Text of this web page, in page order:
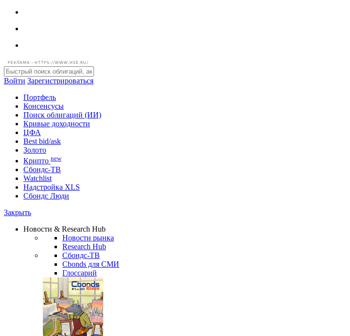
РЕКЛАМА • HTTPS://WWW.HSE.RU/
Войти Зарегистрироваться
Портфель
Консенсусы
Поиск облигаций (ИИ)
Кривые доходности
ЦФА
Best bid/ask
Золото
Криптоnew
Сбондс-ТВ
Надстройка XLS
Сбондс Люди
Новости & Research Hub
Новости рынка
Research Hub
Сбондс-ТВ
Cbonds для СМИ
Глоссарий